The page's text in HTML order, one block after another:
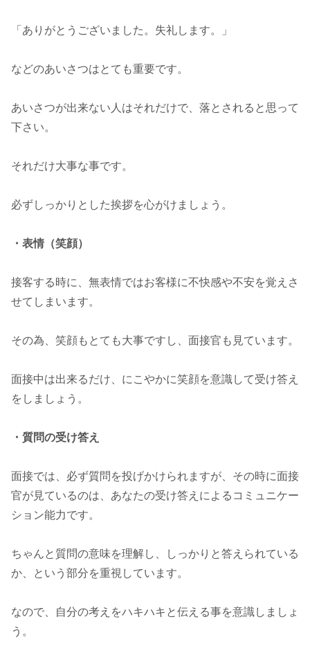
「ありがとうございました。失礼します。」
などのあいさつはとても重要です。
あいさつが出来ない人はそれだけで、落とされると思って
下さい。
それだけ大事な事です。
必ずしっかりとした挨拶を心がけましょう。
・表情（笑顔）
接客する時に、無表情ではお客様に不快感や不安を覚えさ
せてしまいます。
その為、笑顔もとても大事ですし、面接官も見ています。
面接中は出来るだけ、にこやかに笑顔を意識して受け答え
をしましょう。
・質問の受け答え
面接では、必ず質問を投げかけられますが、その時に面接
官が見ているのは、あなたの受け答えによるコミュニケー
ション能力です。
ちゃんと質問の意味を理解し、しっかりと答えられている
か、という部分を重視しています。
なので、自分の考えをハキハキと伝える事を意識しましょ
う。